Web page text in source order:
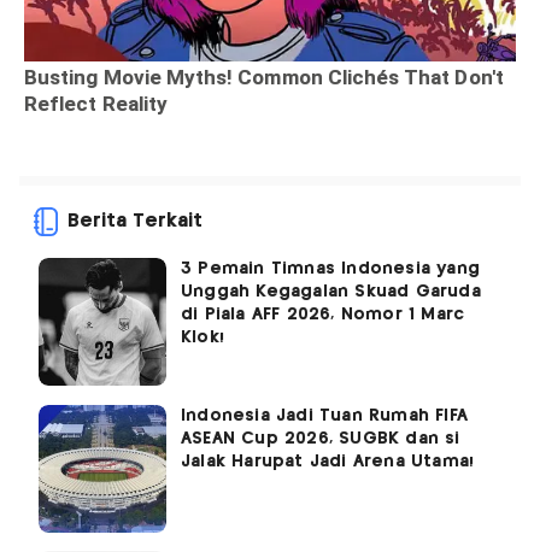
Berita Terkait
3 Pemain Timnas Indonesia yang
Unggah Kegagalan Skuad Garuda
di Piala AFF 2026, Nomor 1 Marc
Klok!
Indonesia Jadi Tuan Rumah FIFA
ASEAN Cup 2026, SUGBK dan si
Jalak Harupat Jadi Arena Utama!